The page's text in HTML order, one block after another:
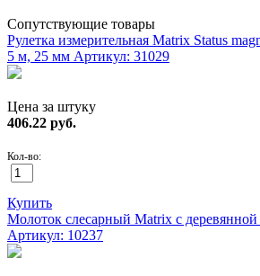
Сопутствующие товары
Рулетка измерительная Matrix Status
5 м, 25 мм Артикул: 31029
Цена за штуку
406.22 руб.
Кол-во:
Купить
Молоток слесарный Matrix с деревянной
Артикул: 10237